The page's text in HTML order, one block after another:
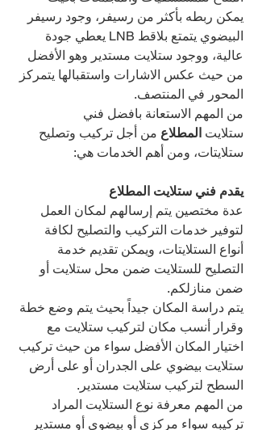
يمكن ربطه بأكثر من رسيفر، وجود رسيفر
البيضوي يتمتع بلاقط LNB يعطي جودة
عالية، ووجود ستلايت مستدير وهو الأفضل
من حيث عكس الاشارات واستقبالها يتمركز
المحور في المنتصف.
من المهم الاستعانة بافضل فني
ستلايت المطلاع من أجل تركيب وتصليح
ستلايتات، ومن أهم الخدمات هي:
يقدم فني ستلايت المطلاع
عدة مختصين يتم إرسالهم لمكان العمل
لتوفير خدمات التركيب والتصليح لكافة
أنواع الستلايتات، ويمكن تقديم خدمة
التصليح للستلايت ضمن محل ستلايت أو
ضمن منازلكم.
يتم دراسة المكان جيداً بحيث يتم وضع خطة
وقرار أنسب مكان لتركيب ستلايت مع
اختيار المكان الأفضل سواء من حيث تركيب
ستلايت بيضوي على الجدران أو على أرض
السطح لتركيب ستلايت مستدير.
من المهم معرفة نوع الستلايت المراد
تركيبه سواء مركزي أو بيضوي أو مستدير